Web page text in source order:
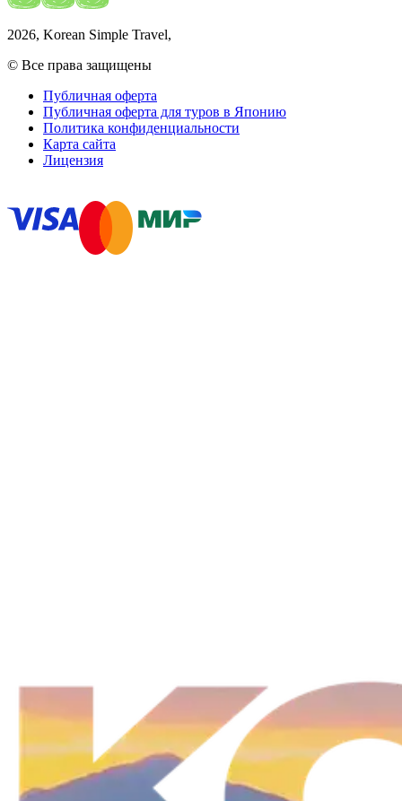
2026, Korean Simple Travel,
© Все права защищены
Публичная оферта
Публичная оферта для туров в Японию
Политика конфиденциальности
Карта сайта
Лицензия